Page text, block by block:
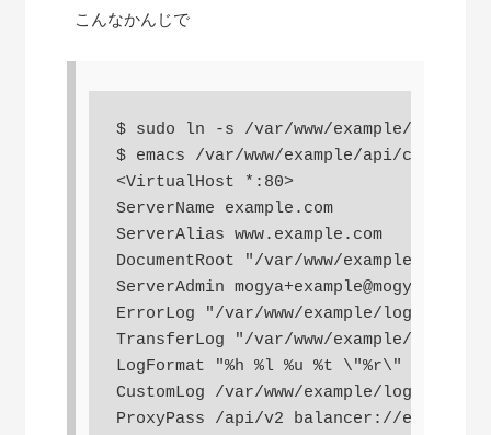
こんなかんじで
$ sudo ln -s /var/www/example/api/
$ emacs /var/www/example/api/config/
<VirtualHost *:80>
ServerName example.com
ServerAlias www.example.com
DocumentRoot "/var/www/example/html/"
ServerAdmin mogya+example@mogya.com
ErrorLog "/var/www/example/log/
TransferLog "/var/www/example/log/
LogFormat "%h %l %u %t \"%r\" %>s
CustomLog /var/www/example/log/
ProxyPass /api/v2 balancer://example